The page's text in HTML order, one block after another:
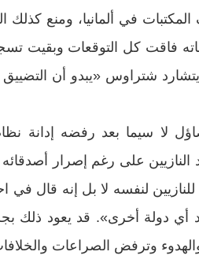
في ألمانيا، ومنع
فاقت كل التوقعات وبقيت
شتراوس «يبدو أن التضييق
لا سيما بعد رفضه إدانة
على رغم إصرار أصدقائه
لنفسه لا بل إنه قال
أي دولة أخرى». قد يعود ذلك
وترفض الصراعات